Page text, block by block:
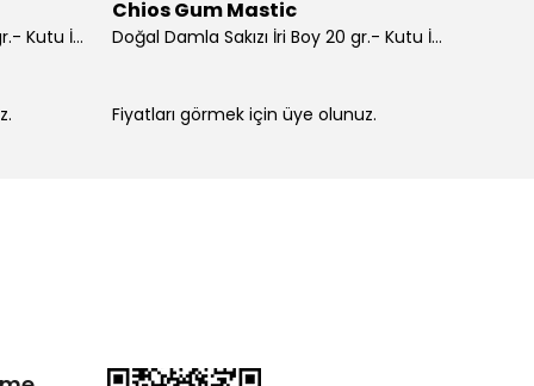
Doğal Damla Sakızı İri Boy 100 gr.- Kutu İçi 10'lu
Chios Gum Mastic
Doğal Damla Sakızı İri Boy 20 gr.- Kutu İçi 20'li
Fiyatları görmek için üye olunuz.